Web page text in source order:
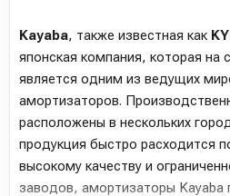
Kayaba, также известная как
японская компания, которая на
является одним из ведущих
амортизаторов.
расположены в нескольких
продукция быстро расходится
высокому качеству и
заводов, амортизаторы Kayaba